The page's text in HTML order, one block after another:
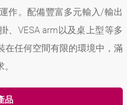
作。配備豐富多元輸入/輸出
、VESA arm以及桌上型等多
在任何空間有限的環境中，滿
品